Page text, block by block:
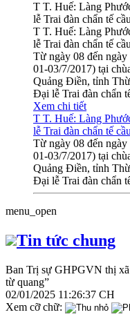
T T. Huế: Làng
lễ Trai đàn chẩn tế
T T. Huế: Làng
lễ Trai đàn chẩn tế
Từ ngày 08 đến
01-03/7/2017) tại
Quảng Điền, tỉnh
Đại lễ Trai đàn chẩn
Xem chi tiết
T T. Huế: Làng
lễ Trai đàn chẩn tế
Từ ngày 08 đến
01-03/7/2017) tại
Quảng Điền, tỉnh
Đại lễ Trai đàn chẩn
menu_open
Tin tức chung
Ban Trị sự GHPGVN thị
từ quang”
02/01/2025 11:26:37 CH
Xem cỡ chữ: